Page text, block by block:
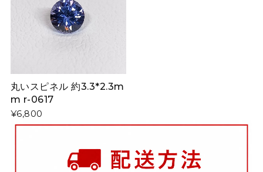
丸いスピネル 約3.3*2.3m
m r-0617
¥6,800